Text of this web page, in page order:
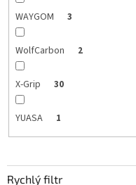
WAYGOM 3
WolfCarbon 2
X-Grip 30
YUASA 1
Rychlý filtr